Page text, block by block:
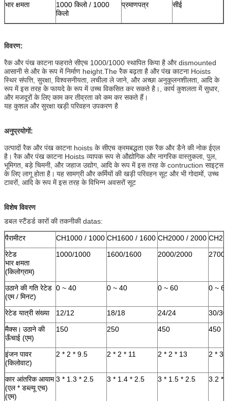
भार क्षमता
1000 किलो / 1000
किलो
प्रमाणपत्र सीई
विवरण:
रैक और पंख काटना फहराते सीएच 1000/1000 स्थापित किया है और dismounted
आसानी से और के रूप में निर्माण height.The रैक बढ़ता है और पंख काटना Hoists
स्थिर संपत्ति, सुरक्षा, विश्वसनीयता, लचीला ले जाने, और अच्छा अनुकूलनशीलता, आदि के
रूप में इस तरह के फायदे के रूप में उच्च विकसित कर सकते है।, कार्य कुशलता में सुधार,
और मजदूरों के लिए काम कर तीव्रता को कम कर सकते हैं।
यह कुशल और सुरक्षा खड़ी परिवहन उपकरण है
अनुप्रयोगों:
उत्पादों रैक और पंख काटना hoists के सीएच क्रमबद्धता एक रैक और डैने की नोक ईएल
है। रैक और पंख काटना Hoists व्यापक रूप से औद्योगिक और नागरिक वास्तुकला, पुल,
भूमिगत, बड़े चिमनी, और जहाज उद्योग, आदि के रूप में इस तरह के contruction साइट्स
के लिए लागू होता है। यह सामग्री और कर्मियों की खड़ी परिवहन सूट और भी गोदामों, उच्च
टावरों, आदि के रूप में इस तरह के विभिन्न अवसरों सूट
विशेष विवरण
डबल स्टैंडर्ड कारों की तकनीकी datas:
पैरामीटर CH1000 / 1000 CH1600 / 1600 CH2000 / 2000
रेटेड
भार क्षमता
(किलोग्राम)
1000/1000 1600/1600 2000/2000
उठाने की गति रेटेड
(एम / मिनट)
0 ~ 40 0 ~ 40 0 ~ 60 0 ~
रेटेड यात्री संख्या 12/12 18/18 24/24
30/30
मैक्स। उठाने की
ऊँचाई (एम)
150 250 450 450
इंजन पावर
(किलोवाट)
2 * 2 * 9.5 2 * 2 * 11 2 * 2 * 13 2 * 3
कार आंतरिक आयाम
(एल * डब्ल्यू एच)
(एम)
3 * 1.3 * 2.5 3 * 1.4 * 2.5 3 * 1.5 * 2.5 3.2 *